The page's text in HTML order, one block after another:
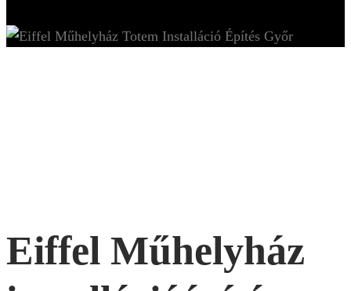
Eiffel Műhelyház